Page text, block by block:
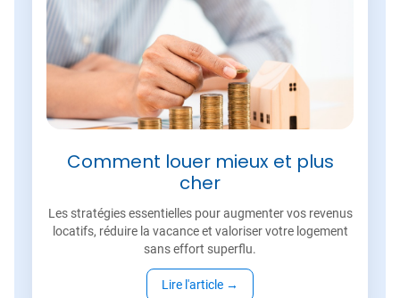
Comment louer mieux et plus
cher
Les stratégies essentielles pour augmenter vos revenus
locatifs, réduire la vacance et valoriser votre logement
sans effort superflu.
Lire l'article →